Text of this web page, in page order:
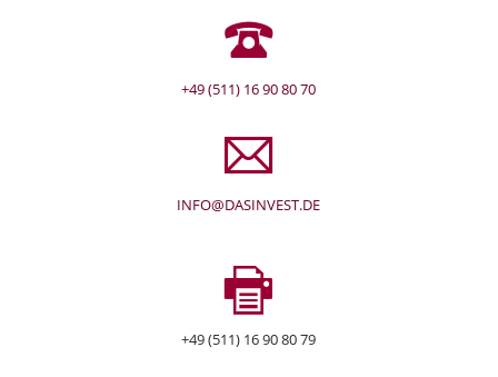
+49 (511) 16 90 80 70
INFO@DASINVEST.DE
+49 (511) 16 90 80 79